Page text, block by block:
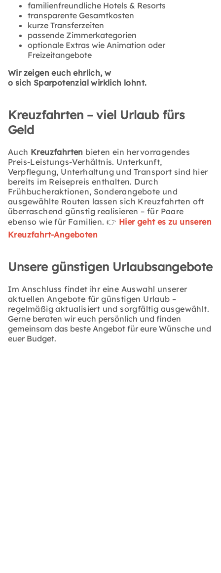
familienfreundliche Hotels & Resorts
transparente Gesamtkosten
kurze Transferzeiten
passende Zimmerkategorien
optionale Extras wie Animation oder
Freizeitangebote
Wir zeigen euch ehrlich, w
o sich Sparpotenzial wirklich lohnt.
Kreuzfahrten – viel Urlaub fürs
Geld
Auch Kreuzfahrten bieten ein hervorragendes
Preis-Leistungs-Verhältnis. Unterkunft,
Verpflegung, Unterhaltung und Transport sind hier
bereits im Reisepreis enthalten. Durch
Frühbucheraktionen, Sonderangebote und
ausgewählte Routen lassen sich Kreuzfahrten oft
überraschend günstig realisieren – für Paare
ebenso wie für Familien. 👉 Hier geht es zu unseren
Kreuzfahrt-Angeboten
Unsere günstigen Urlaubsangebote
Im Anschluss findet ihr eine Auswahl unserer
aktuellen Angebote für günstigen Urlaub –
regelmäßig aktualisiert und sorgfältig ausgewählt.
Gerne beraten wir euch persönlich und finden
gemeinsam das beste Angebot für eure Wünsche und
euer Budget.